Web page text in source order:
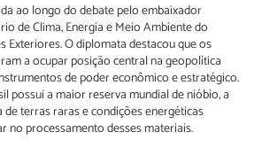
ao longo do debate pelo embaixador
de Clima, Energia e Meio Ambiente do
Exteriores. O diplomata destacou que os
a ocupar posição central na geopolítica
de poder econômico e estratégico.
possui a maior reserva mundial de nióbio, a
terras raras e condições energéticas
no processamento desses materiais.